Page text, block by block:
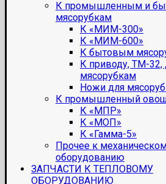
К промышленным и
мясорубкам
К «МИМ-300»
К «МИМ-600»
К бытовым
К приводу, ТМ-32,
мясорубкам
Ножи для
К промышленный
К «МПР»
К «МОП»
К «Гамма-5»
Прочее к
оборудованию
ЗАПЧАСТИ К ТЕПЛОВОМУ
ОБОРУДОВАНИЮ